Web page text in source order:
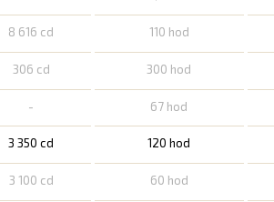
8 616 cd 110 hod
306 cd 300 hod
- 67 hod
3 350 cd 120 hod
3 100 cd 60 hod